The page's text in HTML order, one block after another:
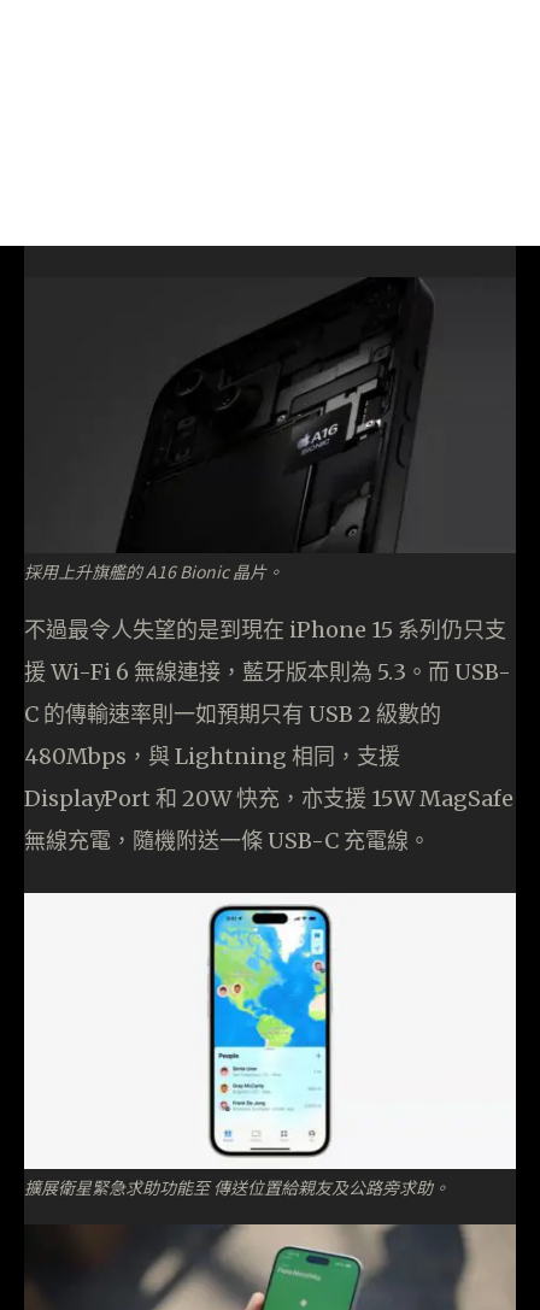
採用上升旗艦的 A16 Bionic 晶片。
不過最令人失望的是到現在 iPhone 15 系列仍只支
援 Wi-Fi 6 無線連接，藍牙版本則為 5.3。而 USB-
C 的傳輸速率則一如預期只有 USB 2 級數的
480Mbps，與 Lightning 相同，支援
DisplayPort 和 20W 快充，亦支援 15W MagSafe
無線充電，隨機附送一條 USB-C 充電線。
擴展衛星緊急求助功能至 傳送位置給親友及公路旁求助。